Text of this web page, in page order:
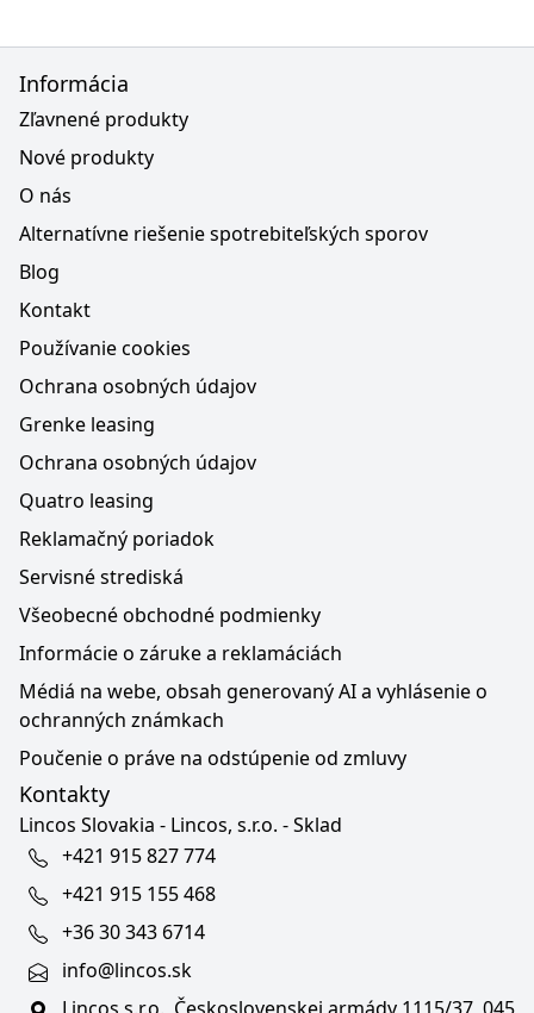
Informácia
Zľavnené produkty
Nové produkty
O nás
Alternatívne riešenie spotrebiteľských sporov
Blog
Kontakt
Používanie cookies
Ochrana osobných údajov
Grenke leasing
Ochrana osobných údajov
Quatro leasing
Reklamačný poriadok
Servisné strediská
Všeobecné obchodné podmienky
Informácie o záruke a reklamáciách
Médiá na webe, obsah generovaný AI a vyhlásenie o
ochranných známkach
Poučenie o práve na odstúpenie od zmluvy
Kontakty
Lincos Slovakia - Lincos, s.r.o. - Sklad
+421 915 827 774
+421 915 155 468
+36 30 343 6714
info@lincos.sk